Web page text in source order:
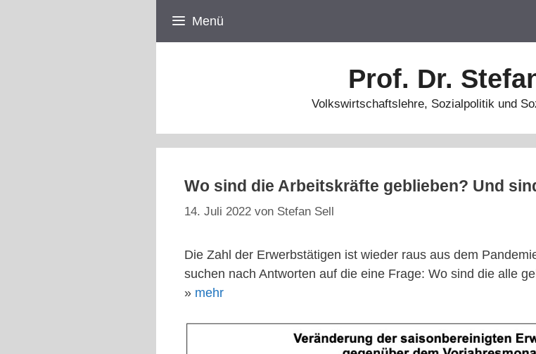
Menü
Prof. Dr.
Volkswirtschaftslehre, Sozialpolitik und
Wo sind die Arbeitskräfte geblieben? Und
14. Juli 2022 von Stefan Sell
Die Zahl der Erwerbstätigen ist wieder raus aus dem
suchen nach Antworten auf die eine Frage: Wo sind die alle
» mehr